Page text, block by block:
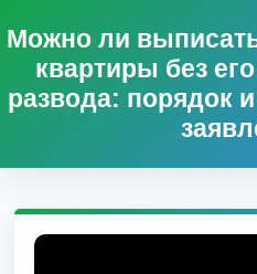
Можно ли
квартиры без
развода: порядок